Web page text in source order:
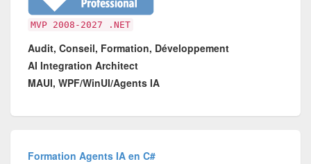
MVP 2008-2027 .NET
Audit, Conseil, Formation, Développement
AI Integration Architect
MAUI, WPF/WinUI/Agents IA
Formation Agents IA en C#